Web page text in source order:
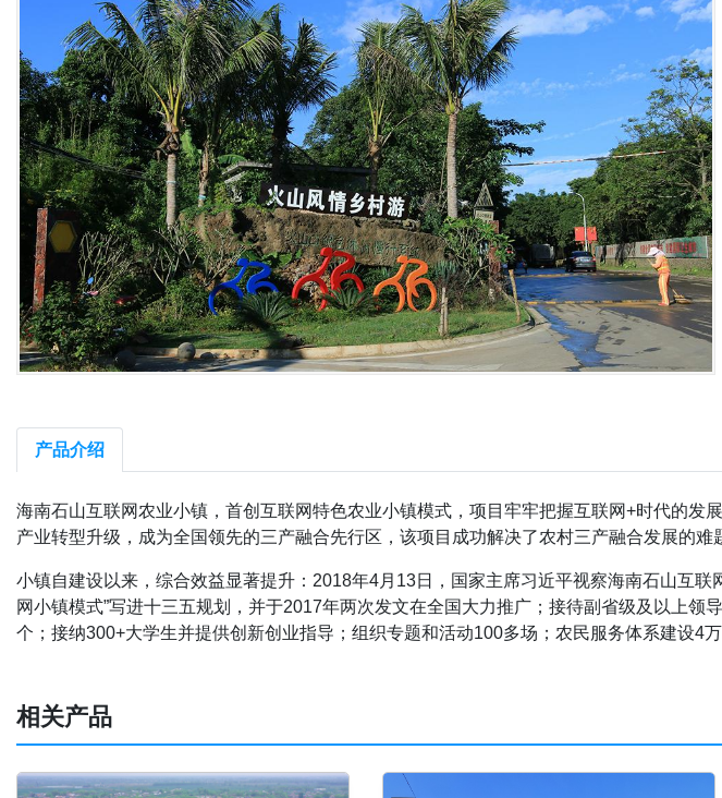
产品介绍
海南石山互联网农业小镇，首创互联网特色农业小镇模式，项目牢牢把握互联网+时代的发
产业转型升级，成为全国领先的三产融合先行区，该项目成功解决了农村三产融合发展的难
小镇自建设以来，综合效益显著提升：2018年4月13日，国家主席习近平视察海南石山互
网小镇模式”写进十三五规划，并于2017年两次发文在全国大力推广；接待副省级及以上
个；接纳300+大学生并提供创新创业指导；组织专题和活动100多场；农民服务体系建设4
相关产品